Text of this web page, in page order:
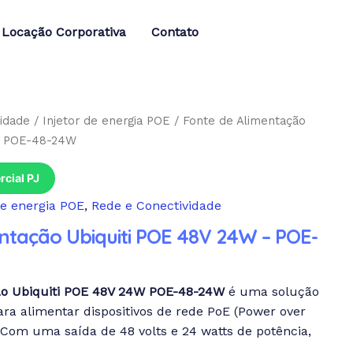
Locação Corporativa Contato
/ Injetor de energia POE / Fonte de Alimentação
48-24W
PJ
energia POE, Rede e Conectividade
Ubiquiti POE 48V 24W – POE-
Ubiquiti POE 48V 24W POE-48-24Wé uma solução
alimentar dispositivos de rede PoE (Power over
uma saída de 48 volts e 24 watts de potência,